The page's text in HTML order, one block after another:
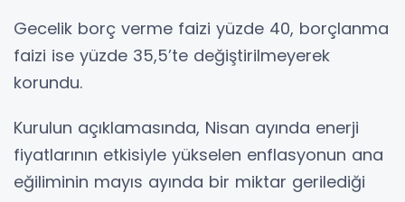
Gecelik borç verme faizi yüzde 40, borçlanma
faizi ise yüzde 35,5’te değiştirilmeyerek
korundu.
Kurulun açıklamasında, Nisan ayında enerji
fiyatlarının etkisiyle yükselen enflasyonun ana
eğiliminin mayıs ayında bir miktar gerilediği